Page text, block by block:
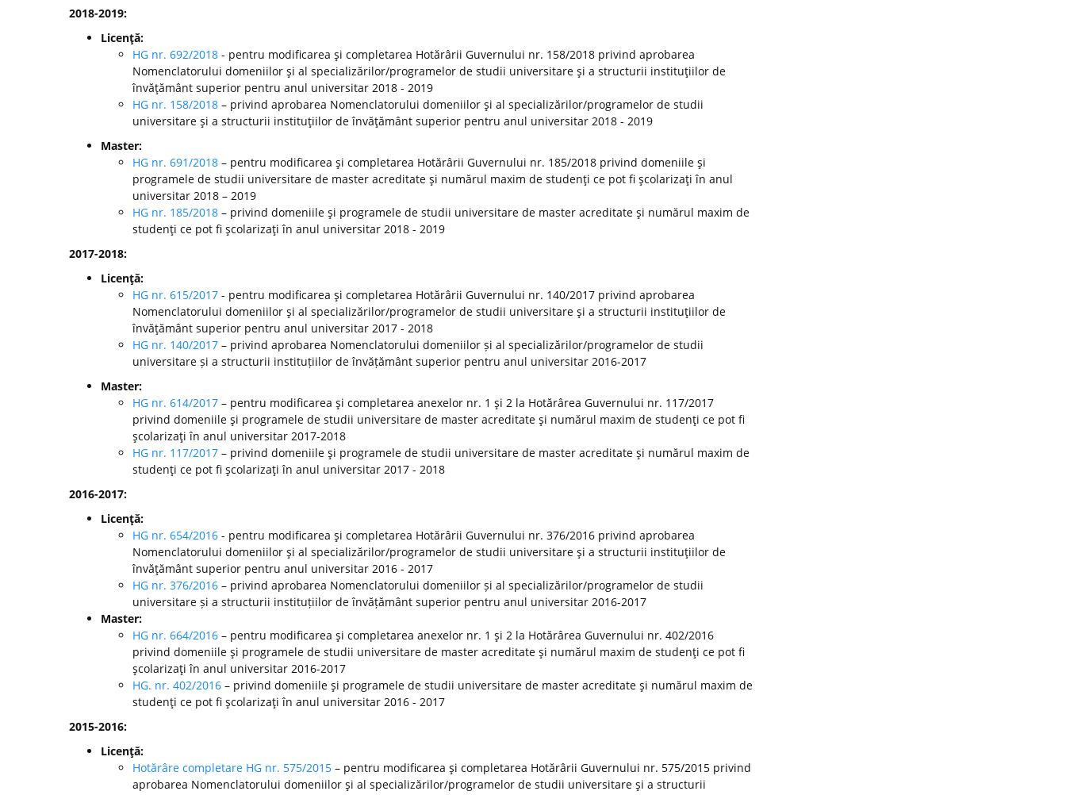
2018-2019:
Licenţă:
HG nr. 692/2018 - pentru modificarea şi completarea Hotărârii Guvernului nr. 158/2018 privind aprobarea
Nomenclatorului domeniilor şi al specializărilor/programelor de studii universitare şi a structurii instituţiilor de
învăţământ superior pentru anul universitar 2018 - 2019
HG nr. 158/2018 – privind aprobarea Nomenclatorului domeniilor şi al specializărilor/programelor de studii
universitare şi a structurii instituţiilor de învăţământ superior pentru anul universitar 2018 - 2019
Master:
HG nr. 691/2018 – pentru modificarea şi completarea Hotărârii Guvernului nr. 185/2018 privind domeniile şi
programele de studii universitare de master acreditate şi numărul maxim de studenţi ce pot fi şcolarizaţi în anul
universitar 2018 – 2019
HG nr. 185/2018 – privind domeniile şi programele de studii universitare de master acreditate şi numărul maxim de
studenţi ce pot fi şcolarizaţi în anul universitar 2018 - 2019
2017-2018:
Licenţă:
HG nr. 615/2017 - pentru modificarea şi completarea Hotărârii Guvernului nr. 140/2017 privind aprobarea
Nomenclatorului domeniilor şi al specializărilor/programelor de studii universitare şi a structurii instituţiilor de
învăţământ superior pentru anul universitar 2017 - 2018
HG nr. 140/2017 – privind aprobarea Nomenclatorului domeniilor și al specializărilor/programelor de studii
universitare și a structurii instituțiilor de învățământ superior pentru anul universitar 2016-2017
Master:
HG nr. 614/2017 – pentru modificarea şi completarea anexelor nr. 1 şi 2 la Hotărârea Guvernului nr. 117/2017
privind domeniile şi programele de studii universitare de master acreditate şi numărul maxim de studenţi ce pot fi
şcolarizaţi în anul universitar 2017-2018
HG nr. 117/2017 – privind domeniile şi programele de studii universitare de master acreditate şi numărul maxim de
studenţi ce pot fi şcolarizaţi în anul universitar 2017 - 2018
2016-2017:
Licenţă:
HG nr. 654/2016 - pentru modificarea şi completarea Hotărârii Guvernului nr. 376/2016 privind aprobarea
Nomenclatorului domeniilor şi al specializărilor/programelor de studii universitare şi a structurii instituţiilor de
învăţământ superior pentru anul universitar 2016 - 2017
HG nr. 376/2016 – privind aprobarea Nomenclatorului domeniilor și al specializărilor/programelor de studii
universitare și a structurii instituțiilor de învățământ superior pentru anul universitar 2016-2017
Master:
HG nr. 664/2016 – pentru modificarea şi completarea anexelor nr. 1 şi 2 la Hotărârea Guvernului nr. 402/2016
privind domeniile şi programele de studii universitare de master acreditate şi numărul maxim de studenţi ce pot fi
şcolarizaţi în anul universitar 2016-2017
HG. nr. 402/2016 – privind domeniile şi programele de studii universitare de master acreditate şi numărul maxim de
studenţi ce pot fi şcolarizaţi în anul universitar 2016 - 2017
2015-2016:
Licenţă:
Hotărâre completare HG nr. 575/2015 – pentru modificarea şi completarea Hotărârii Guvernului nr. 575/2015 privind
aprobarea Nomenclatorului domeniilor şi al specializărilor/programelor de studii universitare şi a structurii